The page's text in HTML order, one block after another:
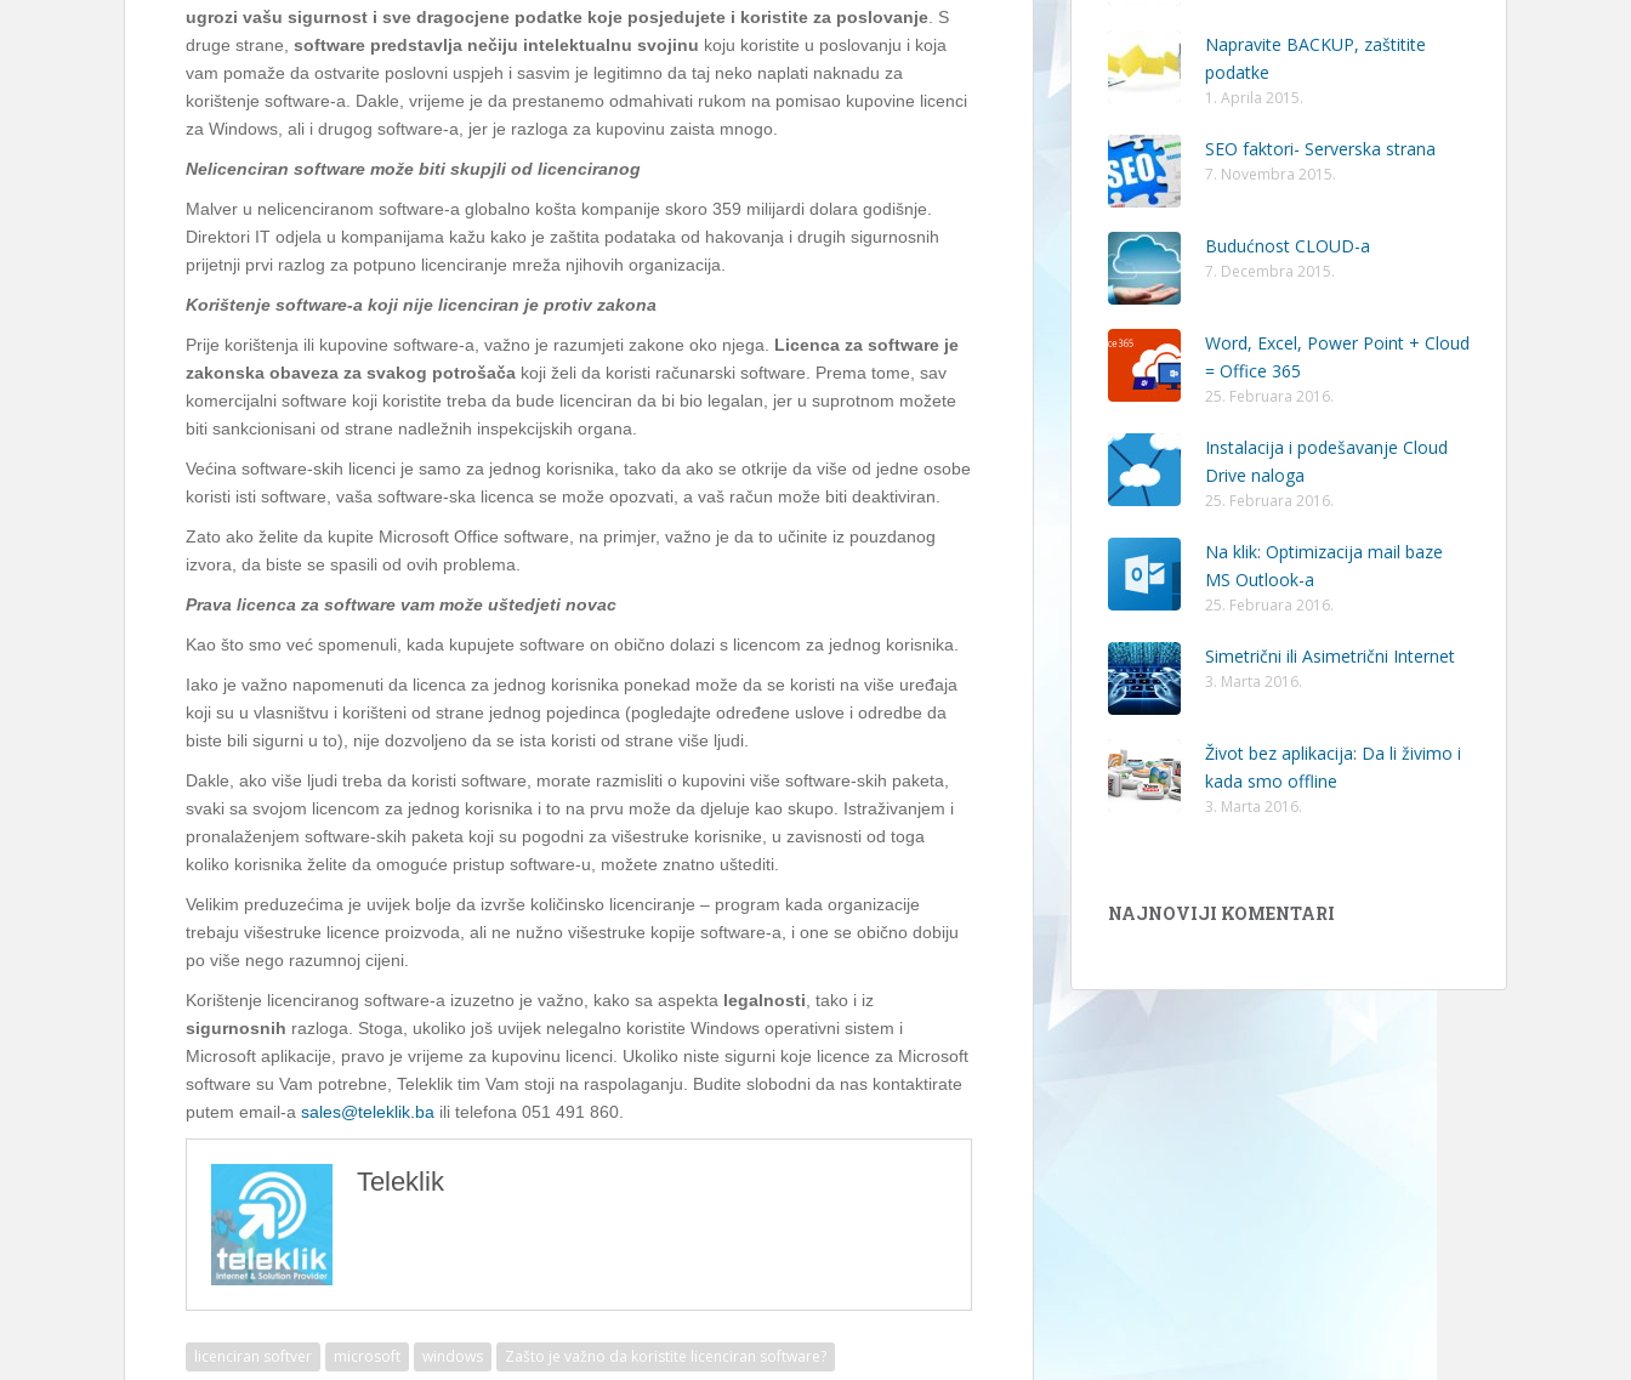
ugrozi vašu sigurnost i sve dragocjene podatke koje posjedujete i koristite za poslovanje . S
druge strane, software predstavlja nečiju intelektualnu svojinu koju koristite u poslovanju i koja
vam pomaže da ostvarite poslovni uspjeh i sasvim je legitimno da taj neko naplati naknadu za
korištenje software-a. Dakle, vrijeme je da prestanemo odmahivati rukom na pomisao kupovine licenci
za Windows, ali i drugog software-a, jer je razloga za kupovinu zaista mnogo.
Nelicenciran software može biti skupjli od licenciranog
Malver u nelicenciranom software-a globalno košta kompanije skoro 359 milijardi dolara godišnje.
Direktori IT odjela u kompanijama kažu kako je zaštita podataka od hakovanja i drugih sigurnosnih
prijetnji prvi razlog za potpuno licenciranje mreža njihovih organizacija.
Korištenje software-a koji nije licenciran je protiv zakona
Prije korištenja ili kupovine software-a, važno je razumjeti zakone oko njega. Licenca za software je
zakonska obaveza za svakog potrošača koji želi da koristi računarski software. Prema tome, sav
komercijalni software koji koristite treba da bude licenciran da bi bio legalan, jer u suprotnom možete
biti sankcionisani od strane nadležnih inspekcijskih organa.
Većina software-skih licenci je samo za jednog korisnika, tako da ako se otkrije da više od jedne osobe
koristi isti software, vaša software-ska licenca se može opozvati, a vaš račun može biti deaktiviran.
Zato ako želite da kupite Microsoft Office software, na primjer, važno je da to učinite iz pouzdanog
izvora, da biste se spasili od ovih problema.
Prava licenca za software vam može uštedjeti novac
Kao što smo već spomenuli, kada kupujete software on obično dolazi s licencom za jednog korisnika.
Iako je važno napomenuti da licenca za jednog korisnika ponekad može da se koristi na više uređaja
koji su u vlasništvu i korišteni od strane jednog pojedinca (pogledajte određene uslove i odredbe da
biste bili sigurni u to), nije dozvoljeno da se ista koristi od strane više ljudi.
Dakle, ako više ljudi treba da koristi software, morate razmisliti o kupovini više software-skih paketa,
svaki sa svojom licencom za jednog korisnika i to na prvu može da djeluje kao skupo. Istraživanjem i
pronalaženjem software-skih paketa koji su pogodni za višestruke korisnike, u zavisnosti od toga
koliko korisnika želite da omoguće pristup software-u, možete znatno uštediti.
Velikim preduzećima je uvijek bolje da izvrše količinsko licenciranje – program kada organizacije
trebaju višestruke licence proizvoda, ali ne nužno višestruke kopije software-a, i one se obično dobiju
po više nego razumnoj cijeni.
Korištenje licenciranog software-a izuzetno je važno, kako sa aspekta legalnosti , tako i iz
sigurnosnih razloga. Stoga, ukoliko još uvijek nelegalno koristite Windows operativni sistem i
Microsoft aplikacije, pravo je vrijeme za kupovinu licenci. Ukoliko niste sigurni koje licence za Microsoft
software su Vam potrebne, Teleklik tim Vam stoji na raspolaganju. Budite slobodni da nas kontaktirate
putem email-a sales@teleklik.ba ili telefona 051 491 860.
Teleklik
licenciran softver microsoft windows Zašto je važno da koristite licenciran software?
Napravite BACKUP, zaštitite
podatke
1. Aprila 2015.
SEO faktori- Serverska strana
7. Novembra 2015.
Budućnost CLOUD-a
7. Decembra 2015.
Word, Excel, Power Point + Cloud
= Office 365
25. Februara 2016.
Instalacija i podešavanje Cloud
Drive naloga
25. Februara 2016.
Na klik: Optimizacija mail baze
MS Outlook-a
25. Februara 2016.
Simetrični ili Asimetrični Internet
3. Marta 2016.
Život bez aplikacija: Da li živimo i
kada smo offline
3. Marta 2016.
NAJNOVIJI KOMENTARI